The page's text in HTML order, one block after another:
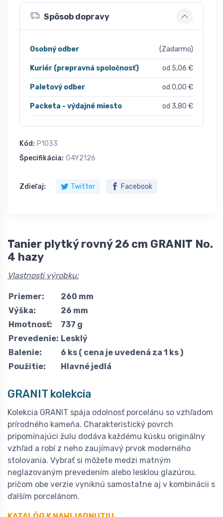
Spôsob dopravy
Osobný odber (Zadarmo)
Kuriér (prepravná spoločnosť) od 5,06 €
Paletový odber od 0,00 €
Packeta - výdajné miesto od 3,80 €
Kód: P1033
Špecifikácia: G4Y2126
Zdieľaj: Twitter Facebook
Tanier plytký rovný 26 cm GRANIT No.
4 hazy
Vlastnosti výrobku:
Priemer:
260 mm
Výška:
26 mm
Hmotnosť:
737 g
Prevedenie: Lesklý
Balenie:
6 ks ( cena je uvedená za 1 ks )
Použitie:
Hlavné jedlá
GRANIT kolekcia
Kolekcia GRANIT spája odolnosť porcelánu so vzhľadom
prírodného kameňa. Charakteristický povrch
pripomínajúci žulu dodáva každému kúsku originálny
vzhľad a robí z neho zaujímavý prvok moderného
stolovania. Vybrať si môžete medzi matným
neglazovaným prevedením alebo lesklou glazúrou,
pričom obe verzie vyniknú samostatne aj v kombinácii s
ďalším porcelánom.